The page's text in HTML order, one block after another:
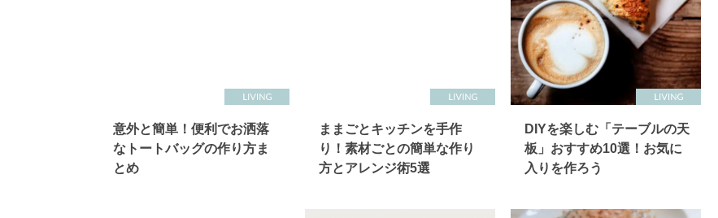
意外と簡単！便利でお洒落
なトートバッグの作り方ま
とめ
ままごとキッチンを手作
り！素材ごとの簡単な作り
方とアレンジ術5選
DIYを楽しむ「テーブルの天
板」おすすめ10選！お気に
入りを作ろう